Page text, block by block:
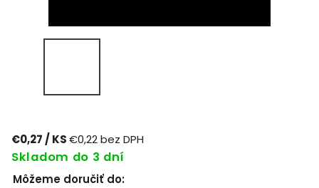
€0,27 / KS€0,22 bez DPH
Skladom do 3 dní
Môžeme doručiť do: